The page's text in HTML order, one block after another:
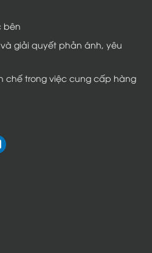
bên
giải quyết phản ánh, yêu
chế trong việc cung cấp hàng